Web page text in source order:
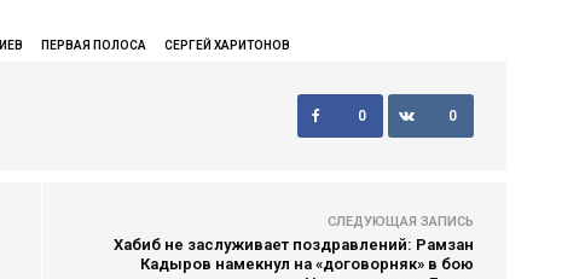
ПЕРВАЯ ПОЛОСА СЕРГЕЙ ХАРИТОНОВ
0 0
СЛЕДУЮЩАЯ ЗАПИСЬ
Хабиб не заслуживает поздравлений: Рамзан
Кадыров намекнул на «договорняк» в бою